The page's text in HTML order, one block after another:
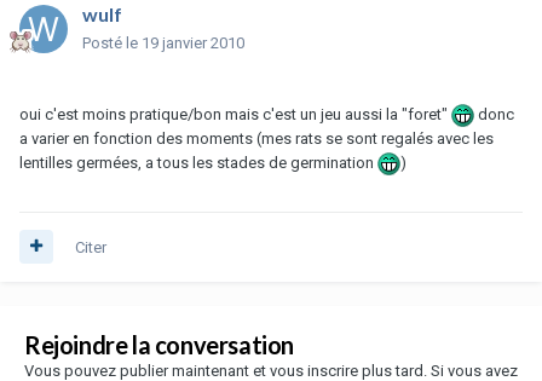
wulf
Posté le 19 janvier 2010
oui c'est moins pratique/bon mais c'est un jeu aussi la "foret"
donc
a varier en fonction des moments (mes rats se sont regalés avec les
lentilles germées, a tous les stades de germination
)
Citer
Rejoindre la conversation
Vous pouvez publier maintenant et vous inscrire plus tard. Si vous avez